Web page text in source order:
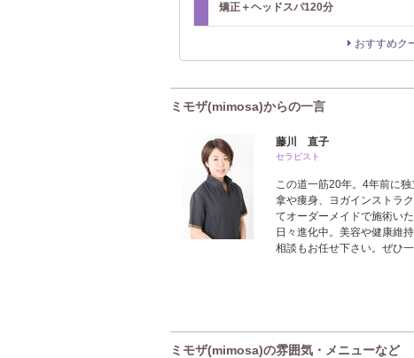
矯正＋ヘッドスパ120分
おすすめク
ミモザ(mimosa)からの一言
藤川 直子
セラピスト
この道一筋20年。4年前に
拿や痩身、ヨガインストラ
てオーダーメイドで施術い
日々進化中。美容や健康維
相談もお任せ下さい。ぜひ
ミモザ(mimosa)の雰囲気・メニューなど